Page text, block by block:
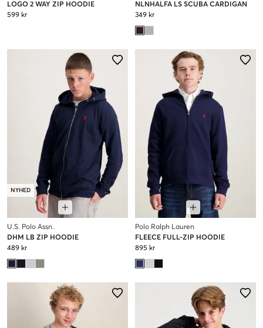
LOGO 2 WAY ZIP HOODIE
599 kr
NLNHALFA LS SCUBA CARDIGAN
349 kr
NYHED
U.S. Polo Assn.
DHM LB ZIP HOODIE
489 kr
Polo Ralph Lauren
FLEECE FULL-ZIP HOODIE
895 kr